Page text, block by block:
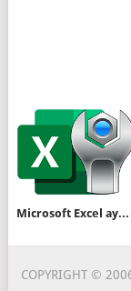
Microsoft Excel ayarları nasıl sıfırlanır
COPYRIGHT ©